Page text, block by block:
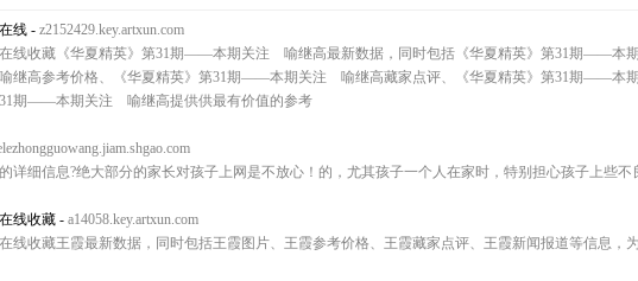
线 - z2152429.key.artxun.com
线收藏《华夏精英》第31期——本期关注 喻继高最新数据，同时包括《华夏精英》第31期——本
高参考价格、《华夏精英》第31期——本期关注 喻继高藏家点评、《华夏精英》第31期——本
31期——本期关注 喻继高提供供最有价值的参考
详细信息?绝大部分的家长对孩子上网是不放心！的，尤其孩子一个人在家时，特别担心孩子上些不
线收藏 - a14058.key.artxun.com
线收藏王霞最新数据，同时包括王霞图片、王霞参考价格、王霞藏家点评、王霞新闻报道等信息，